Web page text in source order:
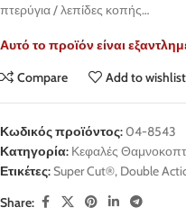
πτερύγια / λεπίδες κοπής…
Αυτό το προϊόν είναι
Compare
Add to wishlist
Κωδικός προϊόντος:04-8543
Κατηγορία: Κεφαλές
Ετικέτες:Super Cut®, Double
Share: